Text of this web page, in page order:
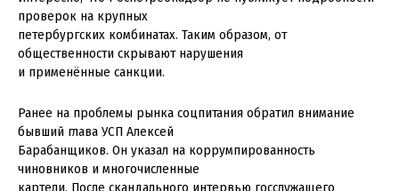
проверок на крупных
петербургских комбинатах. Таким образом, от
общественности скрывают нарушения
и применённые санкции.
Ранее на проблемы рынка соцпитания обратил внимание
бывший глава УСП Алексей
Барабанщиков. Он указал на коррумпированность
чиновников и многочисленные
картели. После скандального интервью госслужащего